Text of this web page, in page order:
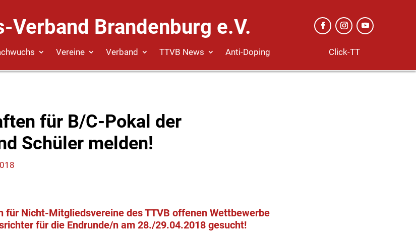
Verband Brandenburg e.V.
Vereine Verband TTVB News Anti-Doping Click-TT
für B/C-Pokal der
Schüler melden!
für Nicht-Mitgliedsvereine des TTVB offenen Wettbewerbe
für die Endrunde/n am 28./29.04.2018 gesucht!